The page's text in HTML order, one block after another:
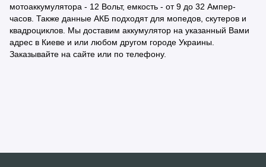
мотоаккумулятора - 12 Вольт, емкость - от 9 до 32 Ампер-
часов. Также данные АКБ подходят для мопедов , скутеров и
квадроциклов. Мы доставим аккумулятор на указанный Вами
адрес в Киеве и или любом другом городе Украины.
Заказывайте на сайте или по телефону.